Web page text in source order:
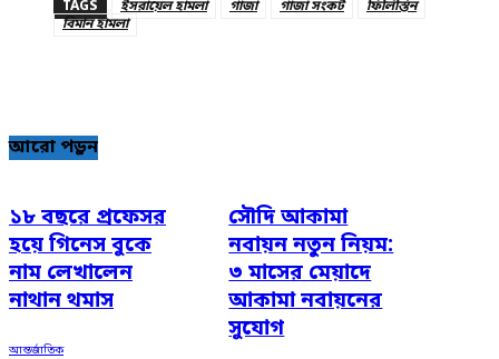
TAGS ইসরায়েল হামলা গাজা গাজা সংকট
ফিলিস্তিন
বিমান হামলা
আরো পড়ুন
১৮ বছরে প্রফেসর
হয়ে গিনেস বুকে
নাম লেখালেন
নাথান থমাস
আন্তর্জাতিক
সৌদি আকামা
নবায়ন নতুন নিয়ম:
৩ মাসের মেয়াদে
আকামা নবায়নের
সুযোগ